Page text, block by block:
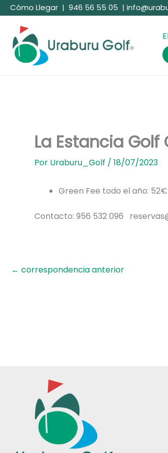
al
contenido
Cómo Llegar | 946 56 55 05 |
La Estancia
Por Uraburu_Golf / 18/07/2023
Green Fee todo el año:
Contacto: 956 532 096
← correspondencia anterior